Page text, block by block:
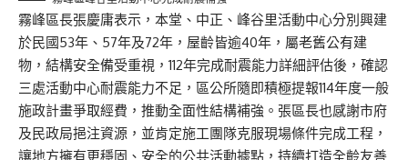
霧峰區長張慶庸表示，本堂、中正、峰谷里活動中心分別興建
於民國53年、57年及72年，屋齡皆逾40年，屬老舊公有建
物，結構安全備受重視，112年完成耐震能力詳細評估後，確認
三處活動中心耐震能力不足，區公所隨即積極提報114年度一般
施政計畫爭取經費，推動全面性結構補強。張區長也感謝市府
及民政局挹注資源，並肯定施工團隊克服現場條件完成工程，
讓地方擁有更穩固、安全的公共活動據點，持續打造全齡友善